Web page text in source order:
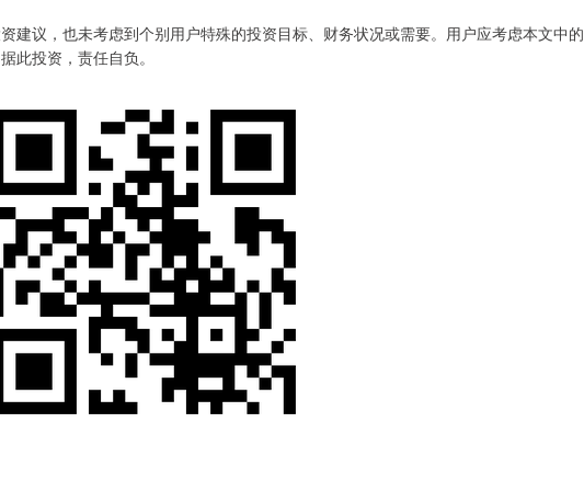
建议，也未考虑到个别用户特殊的投资目标、财务状况或需要。用户应考虑本文中的
此投资，责任自负。